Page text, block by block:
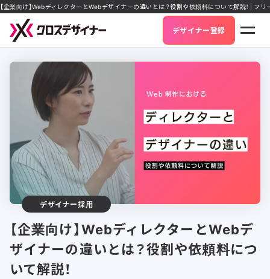
【企業向け】WebディレクターとWebデザイナーの違いとは？役割や依頼料について解説！ | フ
デザイナー登録
デザイナー採用
【企業向け】WebディレクターとWebデ
ザイナーの違いとは？役割や依頼料につ
いて解説！